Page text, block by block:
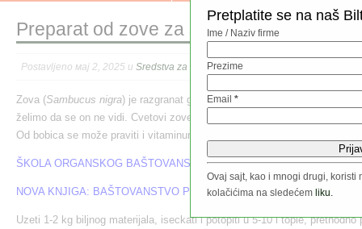
Preparat od zove za suzbijanje
Postavljeno мај 2, 2025 u Sredstva za zaštitu,Zaštita biljaka
Zova (Sambucus nigra) je razgranat grm koji možemo za-saditi uz ivicu
želimo da se on ne vidi. Cvetovi zove koriste se za pravljenje sirupa ili
Od bobica se može praviti i vitaminuna bogat džem.
ŠKOLA ORGANSKOG BAŠTOVANSTVA
NOVA KNJIGA: BAŠTOVANSTVO POD OKRILJEM PRIRODE
Uzeti 1-2 kg biljnog materijala, iseckati i potopiti u 5-10 l tople,
Pretplatite se na naš
Ime / Naziv firme
Prezime
Email *
Ovaj sajt, kao i mnogi drugi,
kolačićima na sledećem liku.